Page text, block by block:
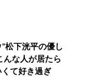
”松下洸平の優し
んな人が居たら
て好き過ぎ